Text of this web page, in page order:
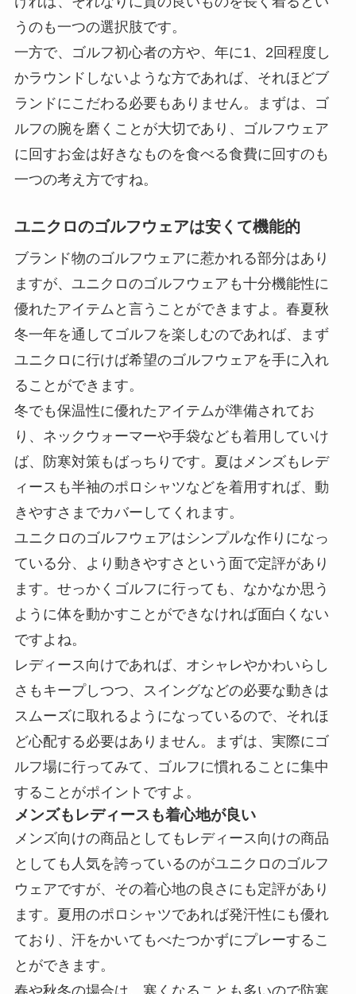
うのも一つの選択肢です。
一方で、ゴルフ初心者の方や、年に1、2回程度し
かラウンドしないような方であれば、それほどブ
ランドにこだわる必要もありません。まずは、ゴ
ルフの腕を磨くことが大切であり、ゴルフウェア
に回すお金は好きなものを食べる食費に回すのも
一つの考え方ですね。
ユニクロのゴルフウェアは安くて機能的
ブランド物のゴルフウェアに惹かれる部分はあり
ますが、ユニクロのゴルフウェアも十分機能性に
優れたアイテムと言うことができますよ。春夏秋
冬一年を通してゴルフを楽しむのであれば、まず
ユニクロに行けば希望のゴルフウェアを手に入れ
ることができます。
冬でも保温性に優れたアイテムが準備されてお
り、ネックウォーマーや手袋なども着用していけ
ば、防寒対策もばっちりです。夏はメンズもレデ
ィースも半袖のポロシャツなどを着用すれば、動
きやすさまでカバーしてくれます。
ユニクロのゴルフウェアはシンプルな作りになっ
ている分、より動きやすさという面で定評があり
ます。せっかくゴルフに行っても、なかなか思う
ように体を動かすことができなければ面白くない
ですよね。
レディース向けであれば、オシャレやかわいらし
さもキープしつつ、スイングなどの必要な動きは
スムーズに取れるようになっているので、それほ
ど心配する必要はありません。まずは、実際にゴ
ルフ場に行ってみて、ゴルフに慣れることに集中
することがポイントですよ。
メンズもレディースも着心地が良い
メンズ向けの商品としてもレディース向けの商品
としても人気を誇っているのがユニクロのゴルフ
ウェアですが、その着心地の良さにも定評があり
ます。夏用のポロシャツであれば発汗性にも優れ
ており、汗をかいてもべたつかずにプレーするこ
とができます。
春や秋冬の場合は、寒くなることも多いので防寒